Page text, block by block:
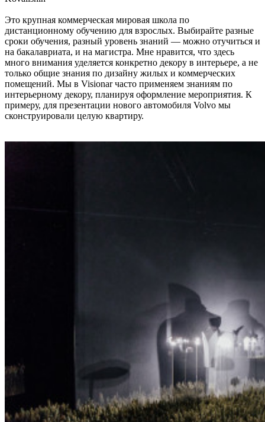
Это крупная коммерческая мировая школа по
дистанционному обучению для взрослых. Выбирайте разные
сроки обучения, разный уровень знаний — можно отучиться и
на бакалавриата, и на магистра. Мне нравится, что здесь
много внимания уделяется конкретно декору в интерьере, а не
только общие знания по дизайну жилых и коммерческих
помещений. Мы в Visionar часто применяем знаниям по
интерьерному декору, планируя оформление мероприятия. К
примеру, для презентации нового автомобиля Volvo мы
сконструировали целую квартиру.